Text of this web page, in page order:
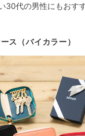
30代の男性にもおすす
ス（バイカラー）